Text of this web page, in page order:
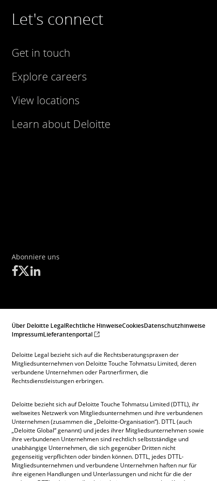
Let's connect
Get in touch
Explore careers
View locations
Learn about Deloitte
Abonniere uns
Über Deloitte LegalRechtliche HinweiseCookiesDatenschutzhinweise
ImpressumLieferantenportal
Deloitte Legal bezieht sich auf die Rechtsberatungspraxen der
Mitgliedsunternehmen von Deloitte Touche Tohmatsu Limited, deren
verbundene Unternehmen oder Partnerfirmen, die
Rechtsdienstleistungen erbringen.
Deloitte bezieht sich auf Deloitte Touche Tohmatsu Limited (DTTL), ihr
weltweites Netzwerk von Mitgliedsunternehmen und ihre verbundenen
Unternehmen (zusammen die „Deloitte-Organisation“). DTTL (auch
„Deloitte Global“ genannt) und jedes ihrer Mitgliedsunternehmen sowie
ihre verbundenen Unternehmen sind rechtlich selbstständige und
unabhängige Unternehmen, die sich gegenüber Dritten nicht
gegenseitig verpflichten oder binden können. DTTL, jedes DTTL-
Mitgliedsunternehmen und verbundene Unternehmen haften nur für
ihre eigenen Handlungen und Unterlassungen und nicht für die der